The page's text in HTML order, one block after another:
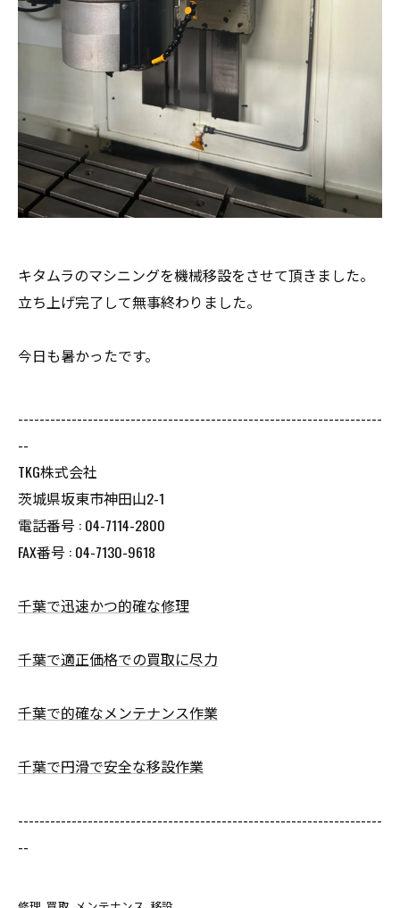
キタムラのマシニングを機械移設をさせて頂きました。
立ち上げ完了して無事終わりました。
今日も暑かったです。
--------------------------------------------------------------------
--
TKG株式会社
茨城県坂東市神田山2-1
電話番号 : 04-7114-2800
FAX番号 : 04-7130-9618
千葉で迅速かつ的確な修理
千葉で適正価格での買取に尽力
千葉で的確なメンテナンス作業
千葉で円滑で安全な移設作業
--------------------------------------------------------------------
--